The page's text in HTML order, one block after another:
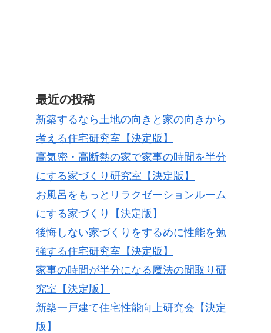
最近の投稿
新築するなら土地の向きと家の向きから
考える住宅研究室【決定版】
高気密・高断熱の家で家事の時間を半分
にする家づくり研究室【決定版】
お風呂をもっとリラクゼーションルーム
にする家づくり【決定版】
後悔しない家づくりをするめに性能を勉
強する住宅研究室【決定版】
家事の時間が半分になる魔法の間取り研
究室【決定版】
新築一戸建て住宅性能向上研究会【決定
版】